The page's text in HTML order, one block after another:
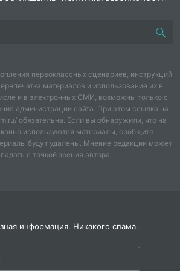
команду зеленых на левую. В
на вопросы. Обсуждают вместе
название команды".
дай отгадку"
рожок!
на лужок.
не зря.
первоклассных сценариев, инструкций
материалов и использование их в
и в электронных СМИ, возможны только с
администрации сайта. При этом ссылка на
обязательна. Если вы обнаружили, что на
используются материалы, сообщите
будут удалены. Мнение редакции может
с точкой зрения автора.
информация. Никакого спама.